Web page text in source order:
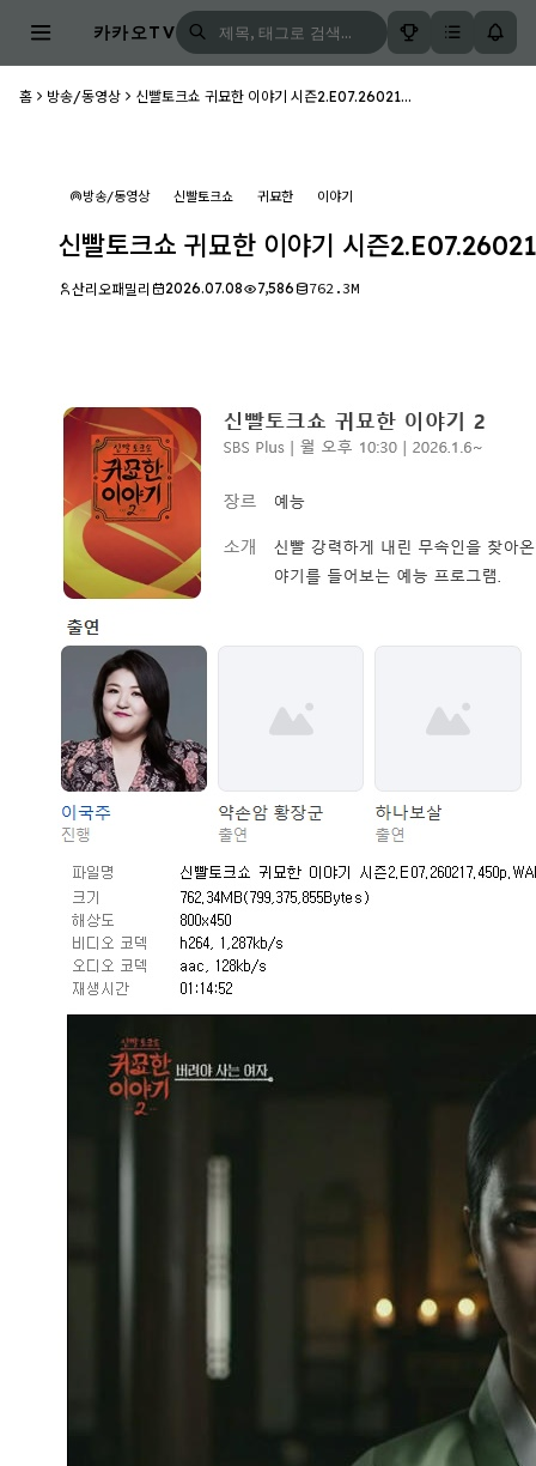
카카오TV
홈 방송/동영상 신빨토크쇼 귀묘한 이야기 시즌2.E07.26021...
방송/동영상 신빨토크쇼 귀묘한 이야기
신빨토크쇼 귀묘한 이야기 시즌
산리오패밀리 2026.07.08 7,586 762.3M